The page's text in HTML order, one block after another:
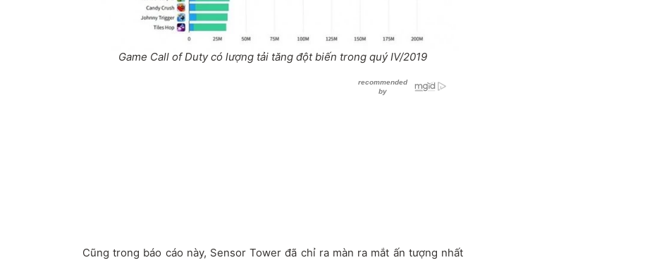
Game Call of Duty có lượng tải tăng đột biến trong quý IV/2019
Cũng trong báo cáo này, Sensor Tower đã chỉ ra màn ra mắt ấn tượng nhất